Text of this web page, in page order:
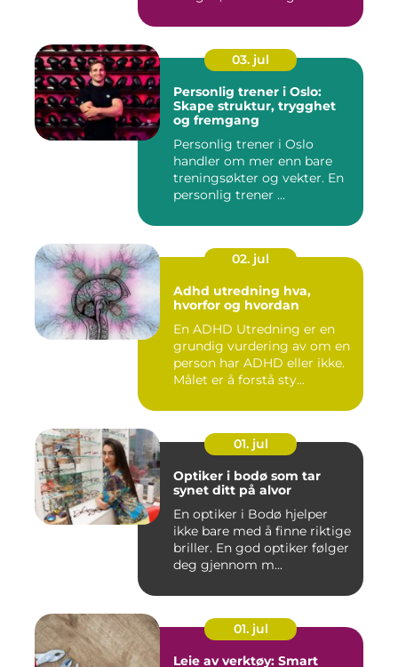
03. jul
Personlig trener i Oslo:
Skape struktur, trygghet
og fremgang
Personlig trener i Oslo
handler om mer enn bare
treningsøkter og vekter. En
personlig trener ...
02. jul
Adhd utredning hva,
hvorfor og hvordan
En ADHD Utredning er en
grundig vurdering av om en
person har ADHD eller ikke.
Målet er å forstå sty...
01. jul
Optiker i bodø som tar
synet ditt på alvor
En optiker i Bodø hjelper
ikke bare med å finne riktige
briller. En god optiker følger
deg gjennom m...
01. jul
Leie av verktøy: Smart